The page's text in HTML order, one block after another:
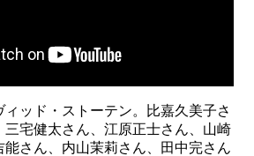
ッド・ストーテン。比嘉久美子さ
三宅健太さん、江原正士さん、山崎
さん、内山茉莉さん、田中完さん